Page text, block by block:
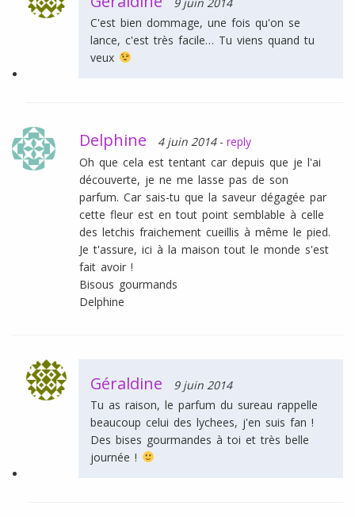
C'est bien dommage, une fois qu'on se
lance, c'est très facile… Tu viens quand tu
veux
Delphine 4 juin 2014 - reply
Oh que cela est tentant car depuis que je l'ai
découverte, je ne me lasse pas de son
parfum. Car sais-tu que la saveur dégagée par
cette fleur est en tout point semblable à celle
des letchis fraichement cueillis à même le pied.
Je t'assure, ici à la maison tout le monde s'est
fait avoir !
Bisous gourmands
Delphine
Géraldine
9 juin 2014
Tu as raison, le parfum du sureau rappelle
beaucoup celui des lychees, j'en suis fan !
Des bises gourmandes à toi et très belle
journée !